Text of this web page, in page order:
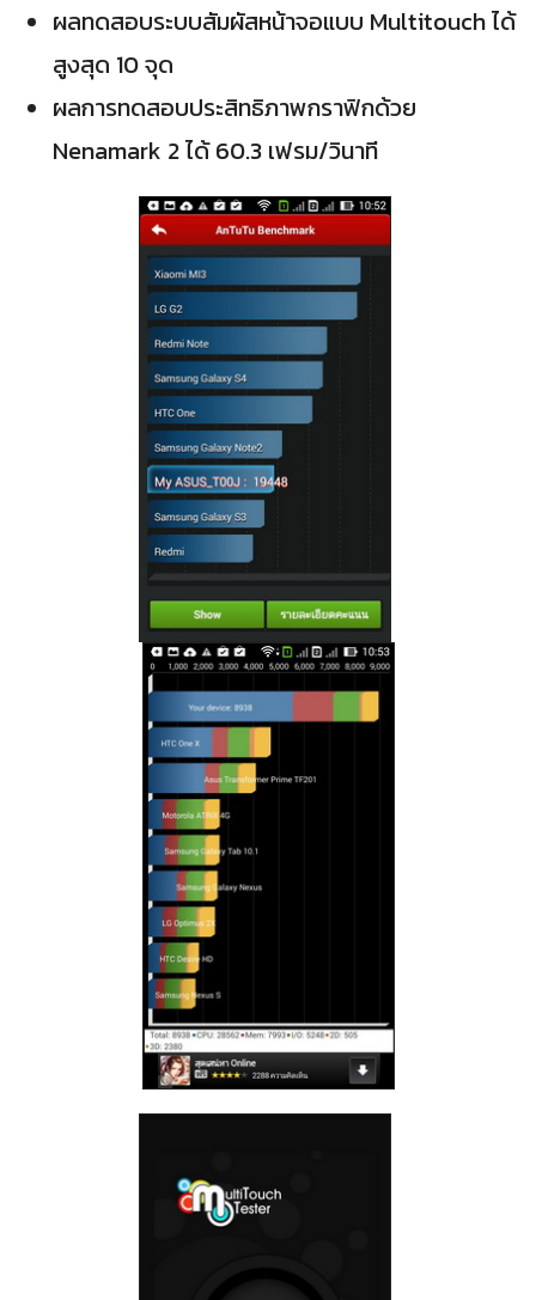
ผลทดสอบระบบสัมผัสหน้าจอแบบ Multitouch ได้
สูงสุด 10 จุด
ผลการทดสอบประสิทธิภาพกราฟิกด้วย
Nenamark 2 ได้ 60.3 เฟรม/วินาที